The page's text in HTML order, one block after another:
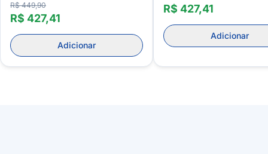
R$ 449,90
R$ 427,41
Adicionar
R$ 427,41
Adicionar